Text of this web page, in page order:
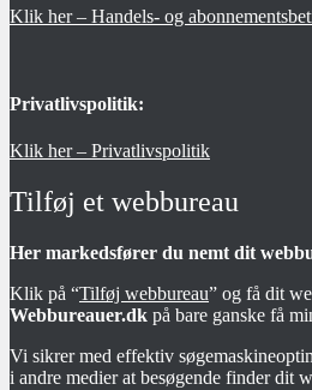
Klik her – Handels- og
Privatlivspolitik:
Klik her – Privatlivspolitik
Tilføj et webbureau
Her markedsfører du nemt dit
Klik på “Tilføj webbureau” og få dit
Webbureauer.dk på bare ganske få
Vi sikrer med effektiv
i andre medier at besøgende finder dit